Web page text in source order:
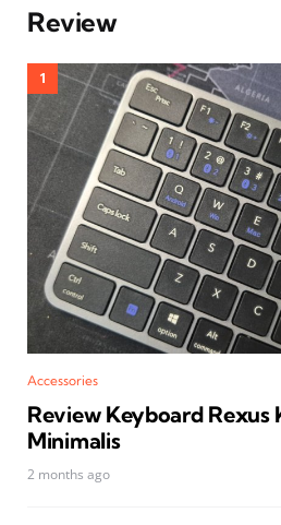
Review
Accessories
Review Keyboard Rexus
Minimalis
2 months ago